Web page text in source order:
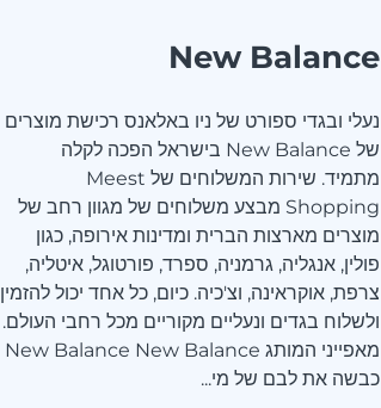
New Balance
נעלי ובגדי ספורט של ניו באלאנס רכישת מוצרים
של New Balance בישראל הפכה לקלה
מתמיד. שירות המשלוחים של Meest
Shopping מבצע משלוחים של מגוון רחב של
מוצרים מארצות הברית ומדינות אירופה, כגון
פולין, אנגליה, גרמניה, ספרד, פורטוגל, איטליה,
צרפת, אוקראינה, וצ'כיה. כיום, כל אחד יכול להזמין
ולשלוח בגדים ונעליים מקוריים מכל רחבי העולם.
מאפייני המותג New Balance New Balance
כבשה את לבם של מי...